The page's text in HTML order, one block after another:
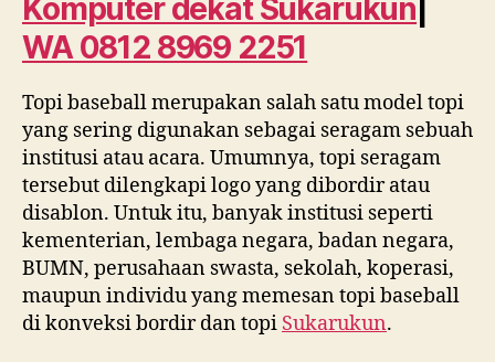
komputer
|
WA
0812
8969
2251
Komputer dekat Sukarukun
WA 0812 8969 2251
Topi baseball merupakan salah satu model topi
yang sering digunakan sebagai seragam sebuah
institusi atau acara. Umumnya, topi seragam
tersebut dilengkapi logo yang dibordir atau
disablon. Untuk itu, banyak institusi seperti
kementerian, lembaga negara, badan negara,
BUMN, perusahaan swasta, sekolah, koperasi,
maupun individu yang memesan topi baseball
di konveksi bordir dan topi Sukarukun.